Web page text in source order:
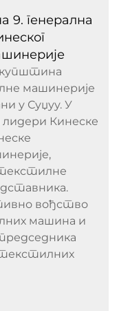
9. генерална
машинерије
у Суџуу. У
Кинеске
вођство
машина и